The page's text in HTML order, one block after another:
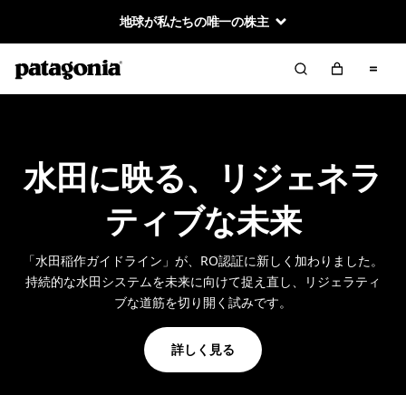
地球が私たちの唯一の株主
水田に映る、リジェネラ
ティブな未来
「水田稲作ガイドライン」が、RO認証に新しく加わりました。
持続的な水田システムを未来に向けて捉え直し、リジェラティ
ブな道筋を切り開く試みです。
詳しく見る